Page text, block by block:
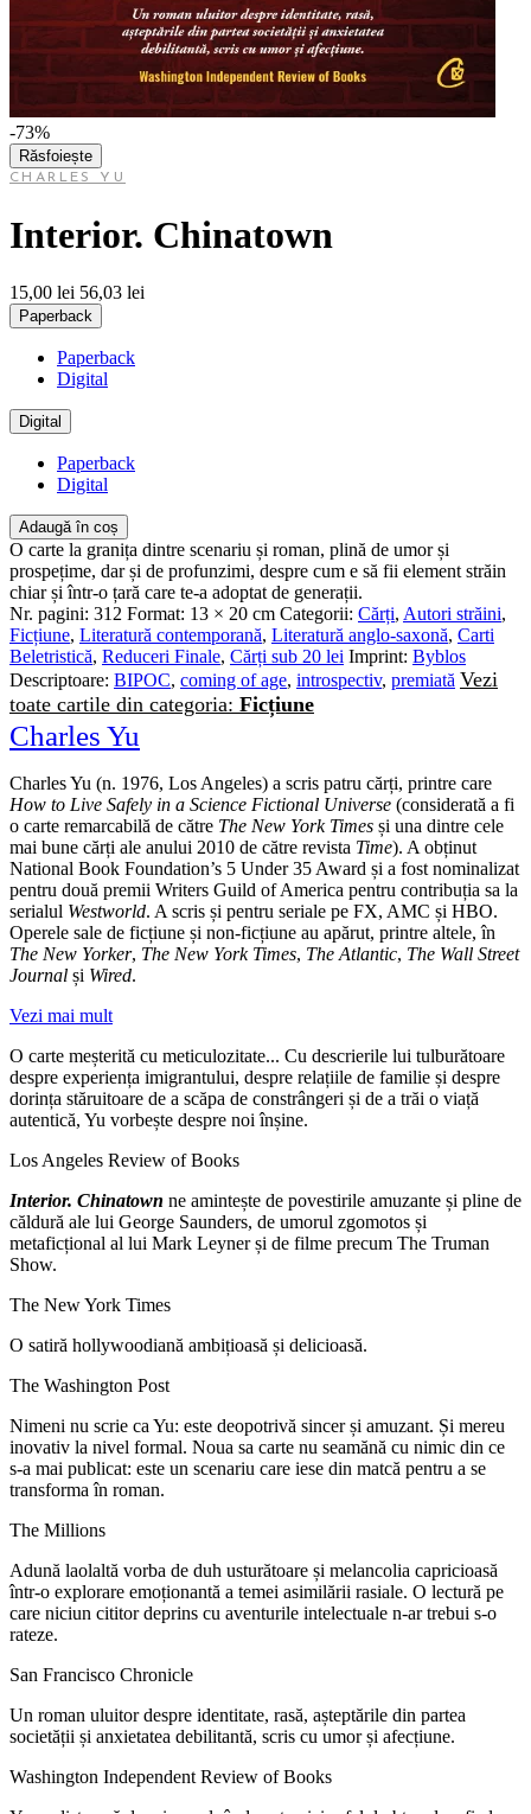
-73%
Răsfoiește
CHARLES YU
Interior. Chinatown
15,00 lei 56,03 lei
Paperback
Paperback
Digital
Digital
Paperback
Digital
Adaugă în coș
O carte la granița dintre scenariu și roman, plină de umor și
prospețime, dar și de profunzimi, despre cum e să fii element străin
chiar și într-o țară care te-a adoptat de generații.
Nr. pagini: 312 Format: 13 × 20 cm Categorii: Cărți, Autori străini,
Ficțiune, Literatură contemporană, Literatură anglo-saxonă, Carti
Beletristică, Reduceri Finale, Cărți sub 20 lei Imprint: Byblos
Descriptoare: BIPOC, coming of age, introspectiv, premiată Vezi
toate cartile din categoria: Ficțiune
Charles Yu
Charles Yu (n. 1976, Los Angeles) a scris patru cărți, printre care
How to Live Safely in a Science Fictional Universe (considerată a fi
o carte remarcabilă de către The New York Times și una dintre cele
mai bune cărți ale anului 2010 de către revista Time). A obținut
National Book Foundation’s 5 Under 35 Award și a fost nominalizat
pentru două premii Writers Guild of America pentru contribuția sa la
serialul Westworld. A scris și pentru seriale pe FX, AMC și HBO.
Operele sale de ficțiune și non-ficțiune au apărut, printre altele, în
The New Yorker, The New York Times, The Atlantic, The Wall Street
Journal și Wired.
Vezi mai mult
O carte meșterită cu meticulozitate... Cu descrierile lui tulburătoare
despre experiența imigrantului, despre relațiile de familie și despre
dorința stăruitoare de a scăpa de constrângeri și de a trăi o viață
autentică, Yu vorbește despre noi înșine.
Los Angeles Review of Books
Interior. Chinatown ne amintește de povestirile amuzante și pline de
căldură ale lui George Saunders, de umorul zgomotos și
metaficțional al lui Mark Leyner și de filme precum The Truman
Show.
The New York Times
O satiră hollywoodiană ambițioasă și delicioasă.
The Washington Post
Nimeni nu scrie ca Yu: este deopotrivă sincer și amuzant. Și mereu
inovativ la nivel formal. Noua sa carte nu seamănă cu nimic din ce
s-a mai publicat: este un scenariu care iese din matcă pentru a se
transforma în roman.
The Millions
Adună laolaltă vorba de duh usturătoare și melancolia capricioasă
într-o explorare emoționantă a temei asimilării rasiale. O lectură pe
care niciun cititor deprins cu aventurile intelectuale n-ar trebui s-o
rateze.
San Francisco Chronicle
Un roman uluitor despre identitate, rasă, așteptările din partea
societății și anxietatea debilitantă, scris cu umor și afecțiune.
Washington Independent Review of Books